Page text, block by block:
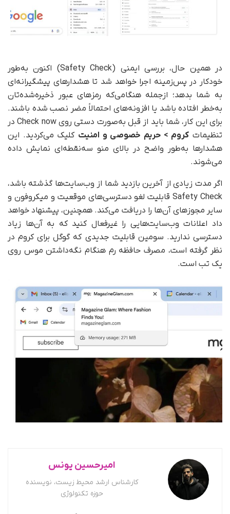
در همین حال، بررسی ایمنی (Safety Check) اکنون به‌طور
خودکار در پس‌زمینه اجرا خواهد شد تا هشدارهای پیشگیرانه‌ای
به شما بدهد؛ از‌جمله هنگامی‌که رمزهای عبور ذخیره‌شده‌تان
به‌خطر افتاده باشد یا افزونه‌های احتمالاً مضر نصب شده باشند.
برای این کار، شما باید از قبل به‌صورت دستی روی Check now در
تنظیمات کروم > حریم خصوصی و امنیت کلیک می‌کردید. این
هشدارها به‌طور واضح در بالای منو سه‌نقطه‌ای نمایش داده
می‌شوند.
اگر مدت زیادی از آخرین بازدید شما از وب‌سایت‌ها گذشته باشد،
Safety Check قابلیت لغو دسترسی‌های موقعیت و میکروفون و
سایر مجوزهای آن‌ها را دریافت می‌کند. همچنین، پیشنهاد خواهد
داد اعلانات وب‌سایت‌هایی را غیرفعال کنید که به آن‌ها زیاد
دسترسی ندارید. سومین قابلیت جدیدی که گوگل برای کروم در
نظر گرفته است، مصرف حافظه رم هنگام نگه‌داشتن موس روی
یک تب است.
امیرحسین یونس
کارشناس ارشد محیط زیست، نویسنده
حوزه تکنولوژی